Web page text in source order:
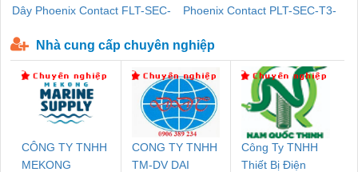
Dây Phoenix Contact FLT-SEC-
Phoenix Contact PLT-SEC-T3-
Nhà cung cấp chuyên nghiệp
CÔNG TY TNHH
MEKONG
CONG TY TNHH
TM-DV DAI
Công Ty TNHH
Thiết Bị Điện